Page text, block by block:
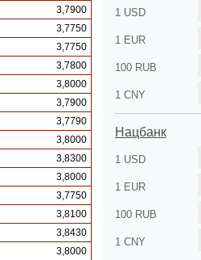
3,7900
3,7750
3,7750
3,7800
3,8000
3,7900
3,7790
3,8000
3,8300
3,8000
3,7750
3,8100
3,8430
3,8000
1 USD
1 EUR
100 RUB
1 CNY
Нацбанк
1 USD
1 EUR
100 RUB
1 CNY